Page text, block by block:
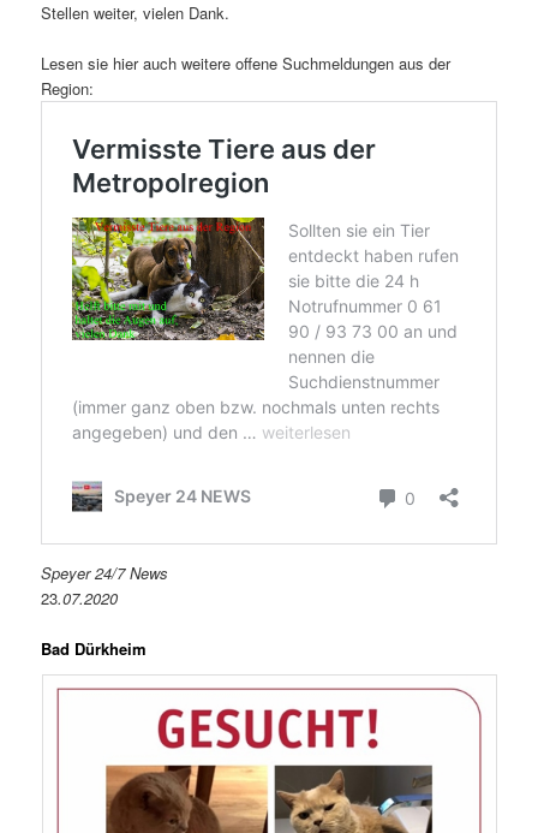
Stellen weiter, vielen Dank.
Lesen sie hier auch weitere offene Suchmeldungen aus der
Region:
Speyer 24/7 News
23.07.2020
Bad Dürkheim